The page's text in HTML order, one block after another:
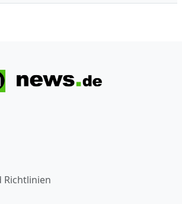
Richtlinien